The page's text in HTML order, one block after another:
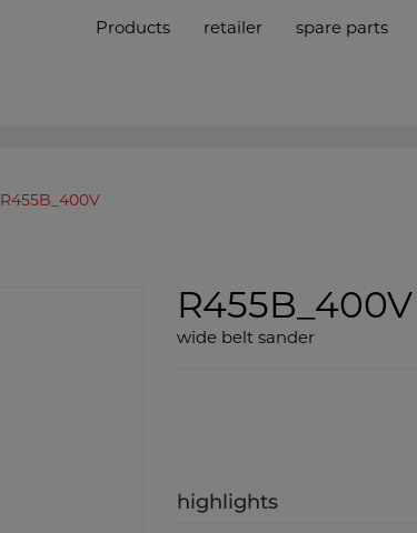
Products retailer spare parts
R455B_400V
wide belt sander
highlights